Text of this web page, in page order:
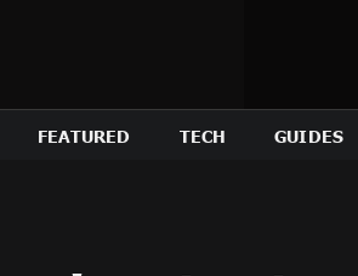
FEATURED TECH GUIDES